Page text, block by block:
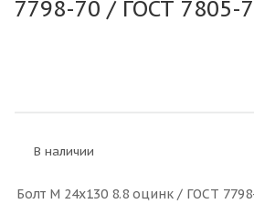
7798-70 / ГОСТ 7805-
В наличии
Болт M 24x130 8.8 оцинк / ГОСТ